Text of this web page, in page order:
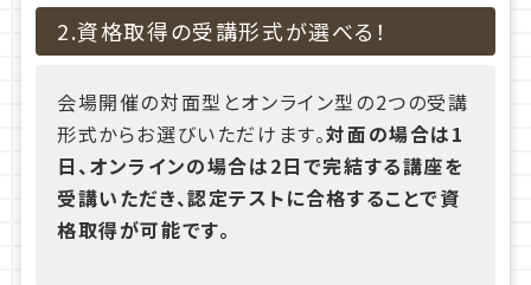
2.資格取得の受講形式が選べる！
会場開催の対面型とオンライン型の2つの受講
形式からお選びいただけます。対面の場合は1
日、オンラインの場合は2日で完結する講座を
受講いただき、認定テストに合格することで資
格取得が可能です。